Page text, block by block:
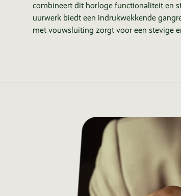
combineert dit horloge functionaliteit en
uurwerk biedt een indrukwekkende
met vouwsluiting zorgt voor een stevige